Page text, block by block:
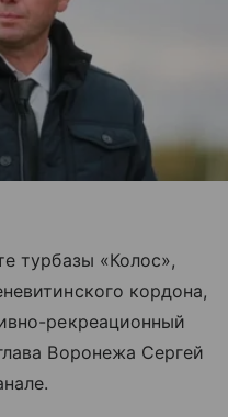
турбазы «Колос»,
кордона,
рекреационный
Воронежа Сергей